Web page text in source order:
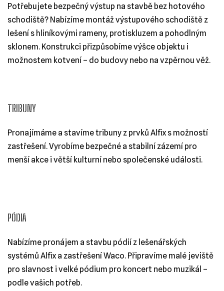
Potřebujete bezpečný výstup na stavbě bez hotového
schodiště? Nabízíme montáž výstupového schodiště z
lešení s hliníkovými rameny, protiskluzem a pohodlným
sklonem. Konstrukci přizpůsobíme výšce objektu i
možnostem kotvení – do budovy nebo na vzpěrnou věž.
TRIBUNY
Pronajímáme a stavíme tribuny z prvků Alfix s možností
zastřešení. Vyrobíme bezpečné a stabilní zázemí pro
menší akce i větší kulturní nebo společenské události.
PÓDIA
Nabízíme pronájem a stavbu pódií z lešenářských
systémů Alfix a zastřešení Waco. Připravíme malé jeviště
pro slavnost i velké pódium pro koncert nebo muzikál –
podle vašich potřeb.